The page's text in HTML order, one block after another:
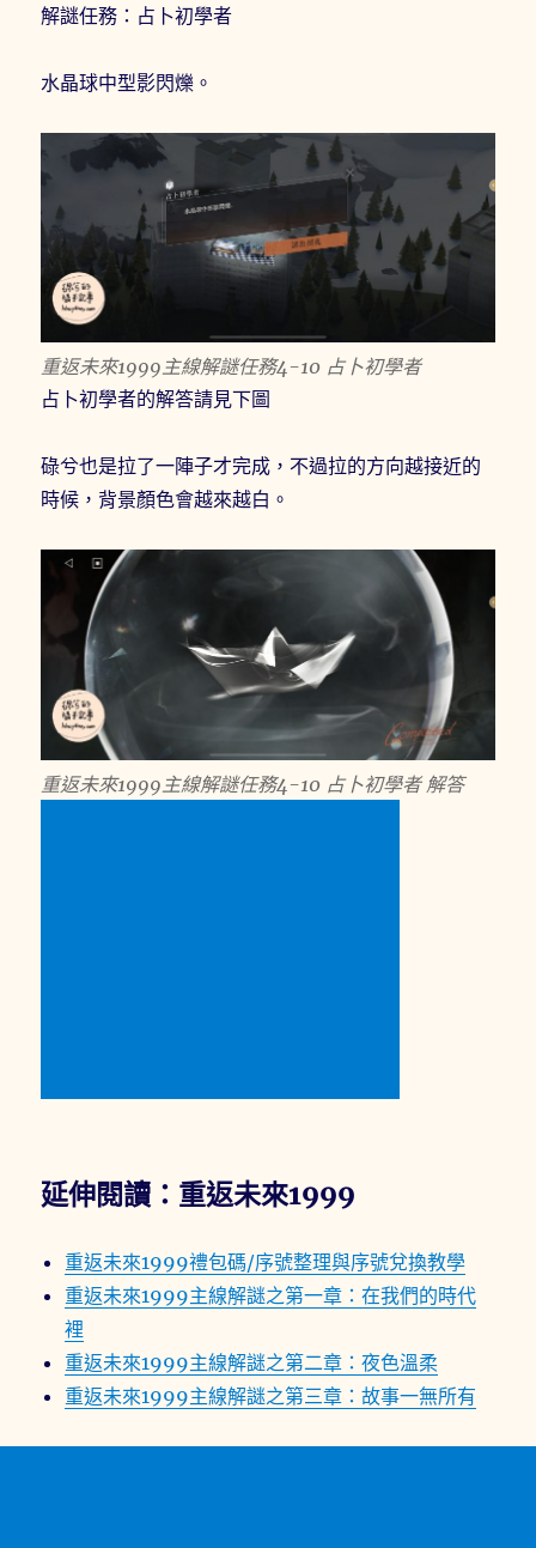
解謎任務：占卜初學者
水晶球中型影閃爍。
重返未來1999主線解謎任務4-10 占卜初學者
占卜初學者的解答請見下圖
碌兮也是拉了一陣子才完成，不過拉的方向越接近的
時候，背景顏色會越來越白。
重返未來1999主線解謎任務4-10 占卜初學者 解答
延伸閱讀：重返未來1999
重返未來1999禮包碼/序號整理與序號兌換教學
重返未來1999主線解謎之第一章：在我們的時代
裡
重返未來1999主線解謎之第二章：夜色溫柔
重返未來1999主線解謎之第三章：故事一無所有